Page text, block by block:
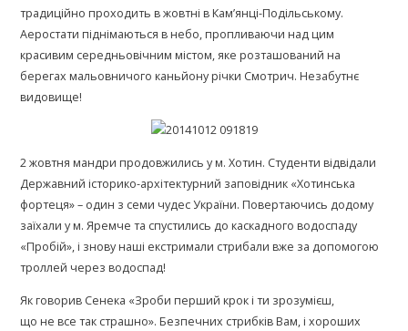
традиційно проходить в жовтні в Кам’янці-Подільському.
Аеростати піднімаються в небо, пропливаючи над цим
красивим середньовічним містом, яке розташований на
берегах мальовничого каньйону річки Смотрич. Незабутнє
видовище!
2 жовтня мандри продовжились у м. Хотин. Студенти відвідали
Державний історико-архітектурний заповідник «Хотинська
фортеця» – один з семи чудес України. Повертаючись додому
заїхали у м. Яремче та спустились до каскадного водоспаду
«Пробій», і знову наші екстримали стрибали вже за допомогою
троллей через водоспад!
Як говорив Сенека «Зроби перший крок і ти зрозумієш,
що не все так страшно». Безпечних стрибків Вам, і хороших